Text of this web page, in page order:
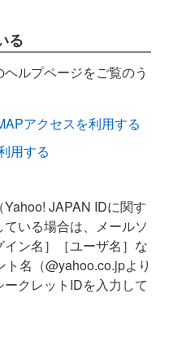
る
ルプページをご覧のう
アクセスを利用する
用する
（Yahoo! JAPAN IDに関す
いる場合は、メールソ
ン名］［ユーザ名］な
ト名（@yahoo.co.jpより
クレットIDを入力して